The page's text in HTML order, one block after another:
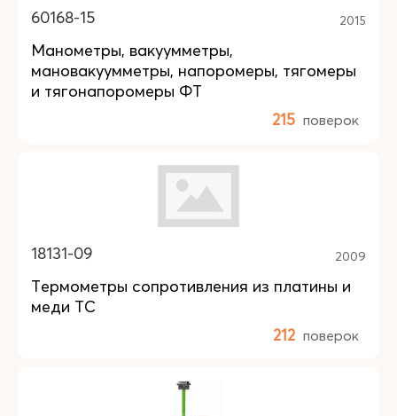
60168-15 2015
Манометры, вакуумметры,
мановакуумметры, напоромеры, тягомеры
и тягонапоромеры ФТ
215 поверок
18131-09 2009
Термометры сопротивления из платины и
меди ТС
212 поверок